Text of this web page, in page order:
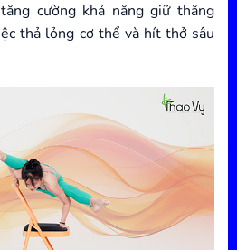
cường khả năng giữ thăng
thả lỏng cơ thể và hít thở sâu